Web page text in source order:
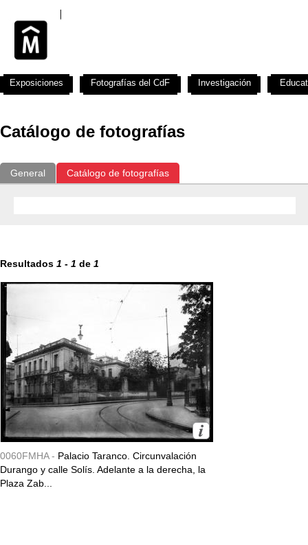
Catálogo de fotografías
General Catálogo de fotografías
Resultados 1 - 1 de 1
0060FMHA - Palacio Taranco. Circunvalación
Durango y calle Solís. Adelante a la derecha, la
Plaza Zab...
Exposiciones Fotografías del CdF Investigación